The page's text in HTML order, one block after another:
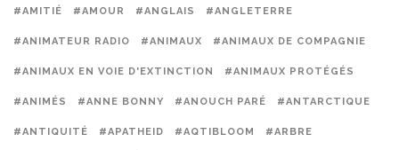
#AMITIÉ #AMOUR #ANGLAIS #ANGLETERRE
#ANIMATEUR RADIO #ANIMAUX #ANIMAUX DE COMPAGNIE
#ANIMAUX EN VOIE D'EXTINCTION #ANIMAUX PROTÉGÉS
#ANIMÉS #ANNE BONNY #ANOUCH PARÉ #ANTARCTIQUE
#ANTIQUITÉ #APATHEID #AQTIBLOOM #ARBRE